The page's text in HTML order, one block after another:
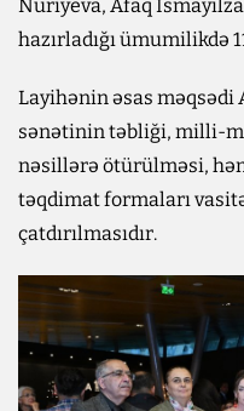
Nuriyeva, Afaq
hazırladığı ümumilikdə
Layihənin əsas məqsədi
sənətinin təbliği, milli-
nəsillərə ötürülməsi,
təqdimat formaları
çatdırılmasıdır.